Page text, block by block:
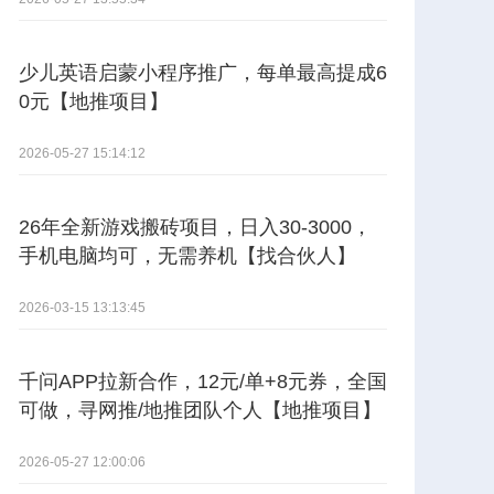
少儿英语启蒙小程序推广，每单最高提成6
0元【地推项目】
2026-05-27 15:14:12
26年全新游戏搬砖项目，日入30-3000，
手机电脑均可，无需养机【找合伙人】
2026-03-15 13:13:45
千问APP拉新合作，12元/单+8元券，全国
可做，寻网推/地推团队个人【地推项目】
2026-05-27 12:00:06